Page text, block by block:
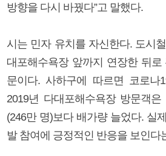
방향을 다시 바꿨다”고 말했다.
시는 민자 유치를 자신한다. 도시
대포해수욕장 앞까지 연장한 뒤
문이다. 사하구에 따르면 코로나
2019년 다대포해수욕장 방문객
(246만 명)보다 배가량 늘었다. 실
발 참여에 긍정적인 반응을 보인다